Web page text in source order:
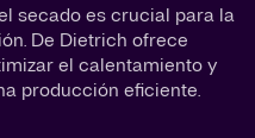
secado es crucial para la
De Dietrich ofrece
el calentamiento y
producción eficiente.